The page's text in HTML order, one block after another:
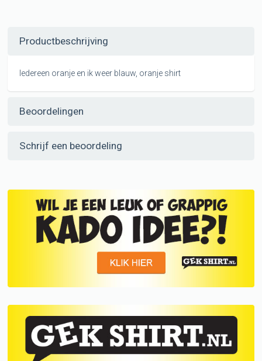
Productbeschrijving
Iedereen oranje en ik weer blauw, oranje shirt
Beoordelingen
Schrijf een beoordeling